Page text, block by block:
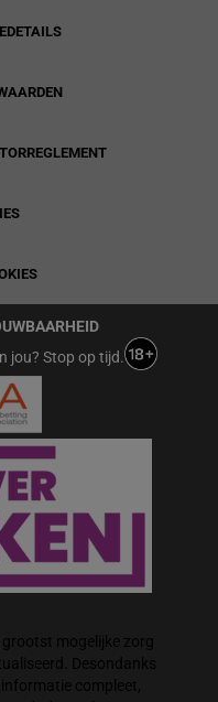
jou? Stop op tijd.
mogelijke zorg
Desondanks
compleet,